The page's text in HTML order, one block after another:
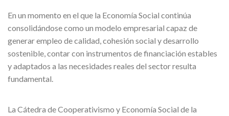
En un momento en el que la Economía Social continúa
consolidándose como un modelo empresarial capaz de
generar empleo de calidad, cohesión social y desarrollo
sostenible, contar con instrumentos de financiación estables
y adaptados a las necesidades reales del sector resulta
fundamental.
La Cátedra de Cooperativismo y Economía Social de la